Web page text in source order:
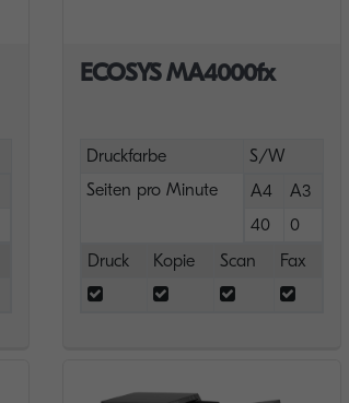
ECOSYS MA4000fx
Druckfarbe
S/W
Seiten pro Minute
A4
A3
40
0
Druck
Kopie Scan Fax